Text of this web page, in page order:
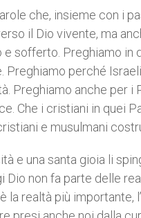
che, insieme con i
il Dio vivente, ma
sofferto. Preghiamo in
perché
Preghiamo anche per
Che i cristiani in quei
e musulmani
e una santa gioia li
non fa parte delle
realtà più importante,